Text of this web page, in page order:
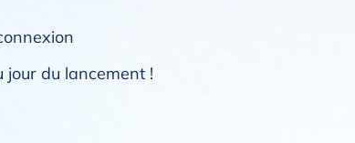
du lancement !